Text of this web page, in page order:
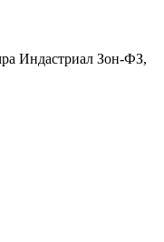
Индастриал Зон-ФЗ,